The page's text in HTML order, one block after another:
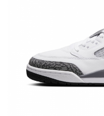
Pantaloni scurti Copii
Accesorii
Ingrijire incaltaminte